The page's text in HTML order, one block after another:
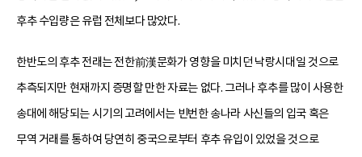
후추 수입량은 유럽 전체보다 많았다.
한반도의 후추 전래는 전한前漢문화가 영향을 미치던 낙랑시대일 것으로
추측되지만 현재까지 증명할 만한 자료는 없다. 그러나 후추를 많이 사용한
송대에 해당되는 시기의 고려에서는 빈번한 송나라 사신들의 입국 혹은
무역 거래를 통하여 당연히 중국으로부터 후추 유입이 있었을 것으로